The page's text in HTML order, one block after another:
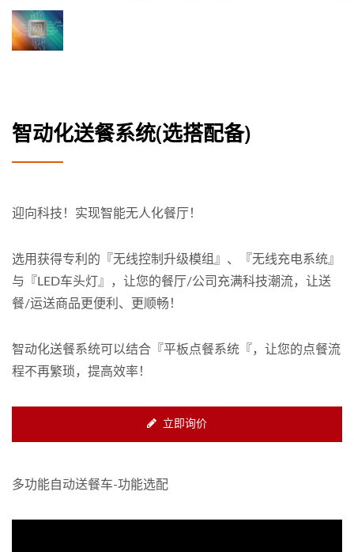
智动化送餐系统(选搭配备)
迎向科技！实现智能无人化餐厅！
选用获得专利的『无线控制升级模组』、『无线充电系统』
与『LED车头灯』，让您的餐厅/公司充满科技潮流，让送
餐/运送商品更便利、更顺畅！
智动化送餐系统可以结合『平板点餐系统『，让您的点餐流
程不再繁琐，提高效率！
立即询价
多功能自动送餐车-功能选配